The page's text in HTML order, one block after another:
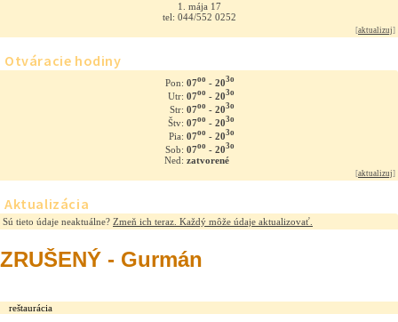
1. mája 17
tel: 044/552 0252
[aktualizuj]
Otváracie hodiny
Pon: 07oo- 203o
Utr: 07oo- 203o
Str: 07oo- 203o
Štv: 07oo- 203o
Pia: 07oo- 203o
Sob: 07oo- 203o
Ned: zatvorené
[aktualizuj]
Aktualizácia
Sú tieto údaje neaktuálne? Zmeň ich teraz. Každý môže údaje aktualizovať.
ZRUŠENÝ - Gurmán
reštaurácia